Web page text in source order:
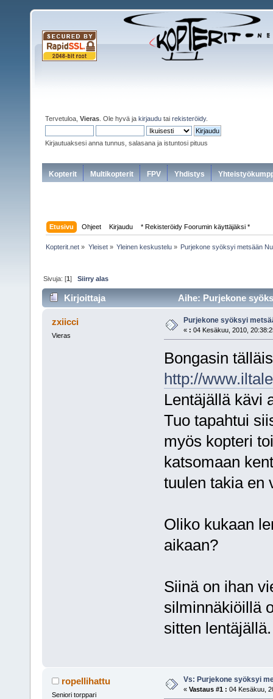
Tervetuloa, Vieras . Ole hyvä ja kirjaudu tai rekisteröidy.
Kirjautuaksesi anna tunnus, salasana ja istuntosi pituus
Kopterit Multikopterit FPV Yhdistys
Etusivu Ohjeet Kirjaudu * Rekisteröidy Foorumin käyttäjäksi *
Kopterit.net » Yleiset» Yleinen keskustelu» Purjekone syöksyi metsään
Sivuja: [1]Siirry alas
Kirjoittaja Aihe: Purjekone
zxiicci
Vieras
Purjekone syöksyi
« : 04 Kesäkuu, 2010,
Bongasin
http://
Lentäjällä kävi
Tuo tapahtui
myös kopteri
katsomaan
tuulen takia en
Oliko kukaan
aikaan?
Siinä on ihan
silminnäkiöillä
sitten
ropellihattu
Seniori torppari
Vs: Purjekone syöksyi
« Vastaus #1 : 04 Kesäkuu,